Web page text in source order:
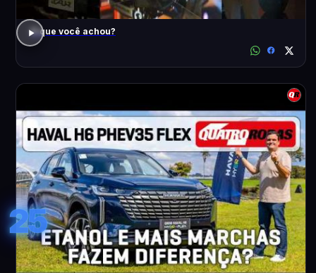
O que você achou?
25